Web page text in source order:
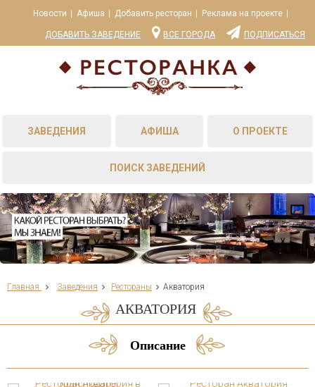
Новости Афиша Добавить ресторан Реклама на проекте
ДОБАВИТЬ ЗАВЕДЕНИЕ ВСЕ ГОРОДА ПОДПИСАТЬСЯ
ЗАВЕДЕНИЯ АФИША О ПРОЕКТЕ
ПОИСК ЗАВЕДЕНИЙ
Главная Заведения Рестораны Акватория
АКВАТОРИЯ
Описание